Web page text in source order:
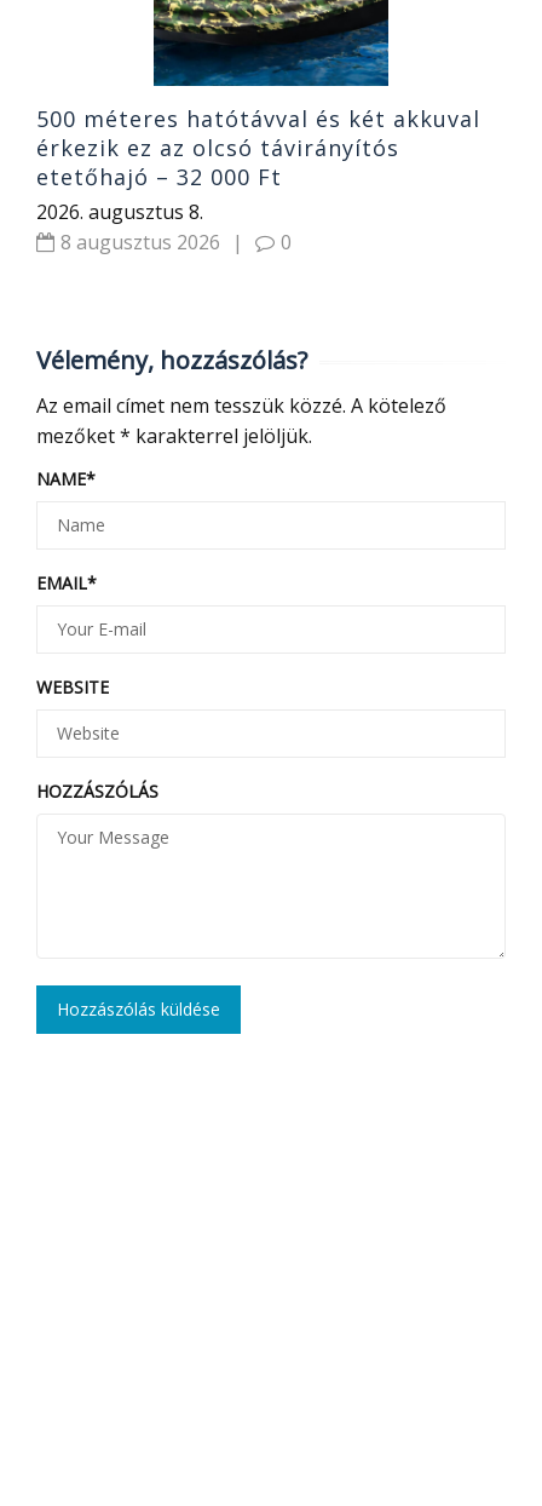
500 méteres hatótávval és két akkuval
érkezik ez az olcsó távirányítós
etetőhajó – 32 000 Ft
2026. augusztus 8.
8 augusztus 2026
| 0
Vélemény, hozzászólás?
Az email címet nem tesszük közzé. A kötelező
mezőket* karakterrel jelöljük.
NAME*
EMAIL*
WEBSITE
HOZZÁSZÓLÁS